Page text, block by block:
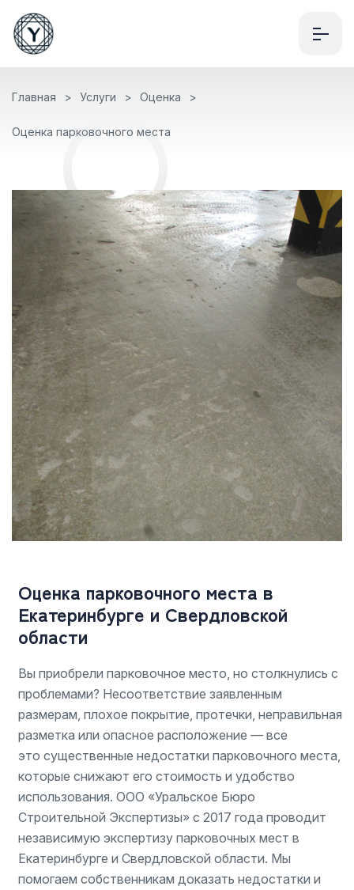
Главная Услуги Оценка
Оценка парковочного места
Оценка парковочного места в
Екатеринбурге и Свердловской
области
Вы приобрели парковочное место, но столкнулись с
проблемами? Несоответствие заявленным
размерам, плохое покрытие, протечки, неправильная
разметка или опасное расположение — все
это существенные недостатки парковочного места,
которые снижают его стоимость и удобство
использования. ООО «Уральское Бюро
Строительной Экспертизы» с 2017 года проводит
независимую экспертизу парковочных мест в
Екатеринбурге и Свердловской области. Мы
помогаем собственникам доказать недостатки и